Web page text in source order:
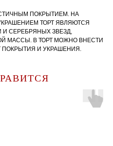
ПОКРЫТИЕМ. НА
ТОРТ ЯВЛЯЮТСЯ
И СЕРЕБРЯНЫХ ЗВЕЗД,
МАССЫ. В ТОРТ МОЖНО ВНЕСТИ
И УКРАШЕНИЯ.